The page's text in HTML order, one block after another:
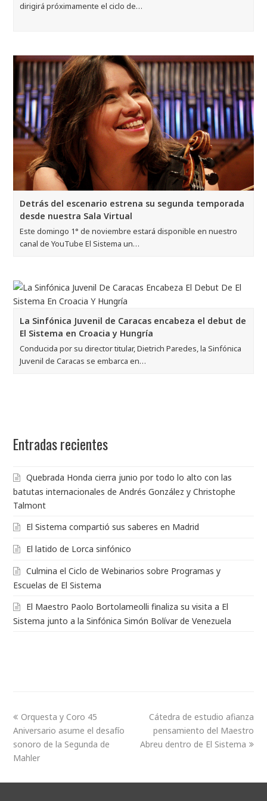
dirigirá próximamente el ciclo de…
Detrás del escenario estrena su segunda temporada
desde nuestra Sala Virtual
Este domingo 1° de noviembre estará disponible en nuestro
canal de YouTube El Sistema un…
La Sinfónica Juvenil de Caracas encabeza el debut de
El Sistema en Croacia y Hungría
Conducida por su director titular, Dietrich Paredes, la Sinfónica
Juvenil de Caracas se embarca en…
Entradas recientes
Quebrada Honda cierra junio por todo lo alto con las
batutas internacionales de Andrés González y Christophe
Talmont
El Sistema compartió sus saberes en Madrid
El latido de Lorca sinfónico
Culmina el Ciclo de Webinarios sobre Programas y
Escuelas de El Sistema
El Maestro Paolo Bortolameolli finaliza su visita a El
Sistema junto a la Sinfónica Simón Bolívar de Venezuela
Orquesta y Coro 45
Aniversario asume el desafío
sonoro de la Segunda de
Mahler
Cátedra de estudio afianza
pensamiento del Maestro
Abreu dentro de El Sistema